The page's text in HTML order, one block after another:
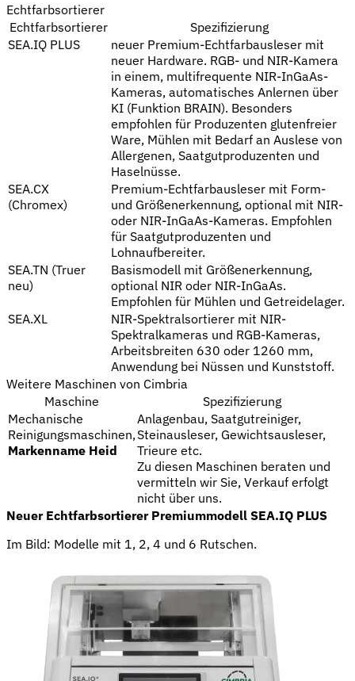
Echtfarbsortierer
Echtfarbsortierer
Spezifizierung
SEA.IQ PLUS
neuer Premium-Echtfarbausleser mit
neuer Hardware. RGB- und NIR-Kamera
in einem, multifrequente NIR-InGaAs-
Kameras, automatisches Anlernen über
KI (Funktion BRAIN). Besonders
empfohlen für Produzenten glutenfreier
Ware, Mühlen mit Bedarf an Auslese von
Allergenen, Saatgutproduzenten und
Haselnüsse.
SEA.CX
(Chromex)
Premium-Echtfarbausleser mit Form-
und Größenerkennung, optional mit NIR-
oder NIR-InGaAs-Kameras. Empfohlen
für Saatgutproduzenten und
Lohnaufbereiter.
SEA.TN (Truer
neu)
Basismodell mit Größenerkennung,
optional NIR oder NIR-InGaAs.
Empfohlen für Mühlen und Getreidelager.
SEA.XL
NIR-Spektralsortierer mit NIR-
Spektralkameras und RGB-Kameras,
Arbeitsbreiten 630 oder 1260 mm,
Anwendung bei Nüssen und Kunststoff.
Weitere Maschinen von Cimbria
Maschine
Spezifizierung
Mechanische
Reinigungsmaschinen,
Markenname Heid
Anlagenbau, Saatgutreiniger,
Steinausleser, Gewichtsausleser,
Trieure etc.
Zu diesen Maschinen beraten und
vermitteln wir Sie, Verkauf erfolgt
nicht über uns.
Neuer Echtfarbsortierer Premiummodell SEA.IQ PLUS
Im Bild: Modelle mit 1, 2, 4 und 6 Rutschen.